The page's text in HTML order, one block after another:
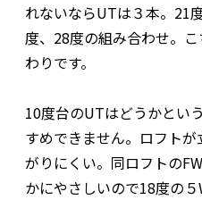
れないならUTは３本。21
度、28度の組み合わせ。
わりです。
10度台のUTはどうかとい
すめできません。ロフト
がりにくい。同ロフトの
かにやさしいので18度の